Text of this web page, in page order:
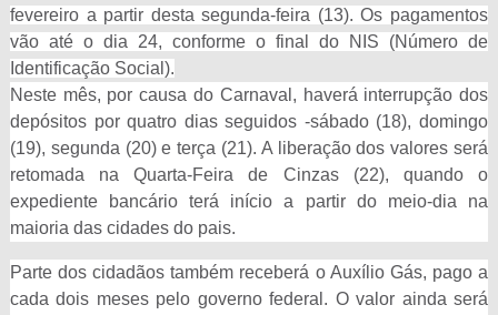
fevereiro a partir desta segunda-feira (13). Os pagamentos
vão até o dia 24, conforme o final do NIS (Número de
Identificação Social).
Neste mês, por causa do Carnaval, haverá interrupção dos
depósitos por quatro dias seguidos -sábado (18), domingo
(19), segunda (20) e terça (21). A liberação dos valores será
retomada na Quarta-Feira de Cinzas (22), quando o
expediente bancário terá início a partir do meio-dia na
maioria das cidades do pais.
Parte dos cidadãos também receberá o Auxílio Gás, pago a
cada dois meses pelo governo federal. O valor ainda será